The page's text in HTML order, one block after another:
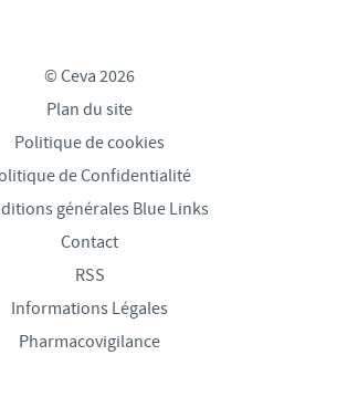
© Ceva 2026
Plan du site
Politique de cookies
de Confidentialité
générales Blue Links
Contact
RSS
Informations Légales
Pharmacovigilance